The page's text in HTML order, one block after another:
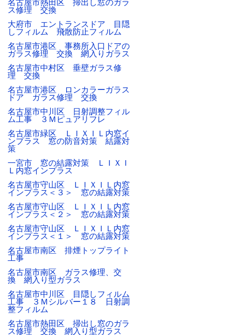
名古屋市熱田区 掃出し窓のガラ
ス修理 交換
大府市 エントランスドア 目隠
しフィルム 飛散防止フィルム
名古屋市港区 事務所入口ドアの
ガラス修理 交換 網入りガラス
名古屋市中村区 垂壁ガラス修
理 交換
名古屋市港区 ロンカラーガラス
ドア ガラス修理 交換
名古屋市中川区 日射調整フィル
ム工事 ３Ｍピュアリフレ
名古屋市緑区 ＬＩＸＩＬ内窓イ
ンプラス 窓の防音対策 結露対
策
一宮市 窓の結露対策 ＬＩＸＩ
Ｌ内窓インプラス
名古屋市守山区 ＬＩＸＩＬ内窓
インプラス＜３＞ 窓の結露対策
名古屋市守山区 ＬＩＸＩＬ内窓
インプラス＜２＞ 窓の結露対策
名古屋市守山区 ＬＩＸＩＬ内窓
インプラス＜１＞ 窓の結露対策
名古屋市南区 排煙トップライト
工事
名古屋市南区 ガラス修理、交
換 網入り型ガラス
名古屋市中川区 目隠しフィルム
工事 ３Ｍシルバー１８ 日射調
整フィルム
名古屋市熱田区 掃出し窓のガラ
ス修理 交換 網入り型ガラス